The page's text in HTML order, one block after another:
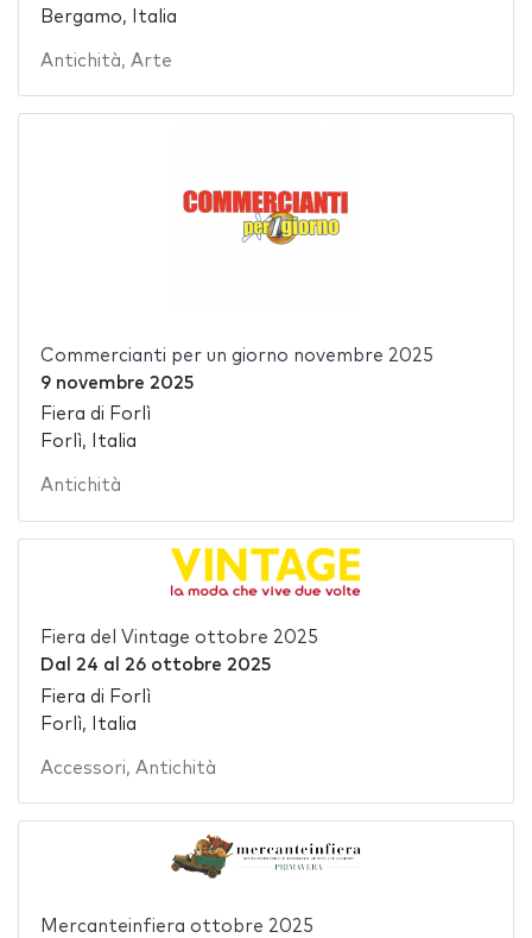
Bergamo, Italia
Antichità, Arte
Commercianti per un giorno novembre 2025
9 novembre 2025
Fiera di Forlì
Forlì, Italia
Antichità
Fiera del Vintage ottobre 2025
Dal 24 al 26 ottobre 2025
Fiera di Forlì
Forlì, Italia
Accessori, Antichità
Mercanteinfiera ottobre 2025